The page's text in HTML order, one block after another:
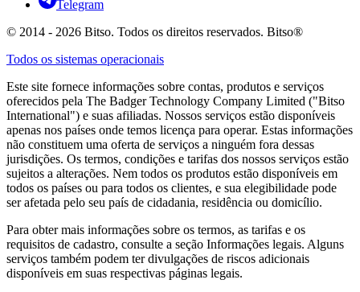
Telegram
© 2014 - 2026 Bitso. Todos os direitos reservados. Bitso®
Todos os sistemas operacionais
Este site fornece informações sobre contas, produtos e serviços
oferecidos pela The Badger Technology Company Limited ("Bitso
International") e suas afiliadas. Nossos serviços estão disponíveis
apenas nos países onde temos licença para operar. Estas informações
não constituem uma oferta de serviços a ninguém fora dessas
jurisdições. Os termos, condições e tarifas dos nossos serviços estão
sujeitos a alterações. Nem todos os produtos estão disponíveis em
todos os países ou para todos os clientes, e sua elegibilidade pode
ser afetada pelo seu país de cidadania, residência ou domicílio.
Para obter mais informações sobre os termos, as tarifas e os
requisitos de cadastro, consulte a seção Informações legais. Alguns
serviços também podem ter divulgações de riscos adicionais
disponíveis em suas respectivas páginas legais.